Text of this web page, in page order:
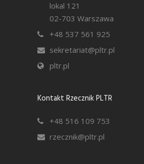
lokal 121
02-703 Warszawa
+48 537 561 925
sekretariat@pltr.pl
pltr.pl
Kontakt Rzecznik PLTR
+48 516 109 753
rzecznik@pltr.pl